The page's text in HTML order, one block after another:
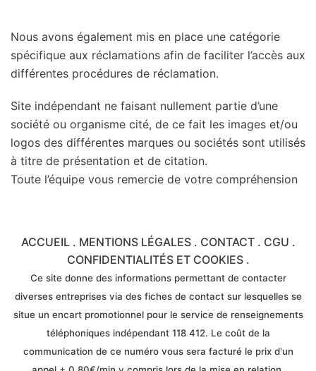
Nous avons également mis en place une catégorie
spécifique aux réclamations afin de faciliter l’accès aux
différentes procédures de réclamation.
Site indépendant ne faisant nullement partie d’une
société ou organisme cité, de ce fait les images et/ou
logos des différentes marques ou sociétés sont utilisés
à titre de présentation et de citation.
Toute l’équipe vous remercie de votre compréhension
ACCUEIL. MENTIONS LÉGALES. CONTACT. CGU .
CONFIDENTIALITÉS ET COOKIES.
Ce site donne des informations permettant de contacter
diverses entreprises via des fiches de contact sur lesquelles se
situe un encart promotionnel pour le service de renseignements
téléphoniques indépendant 118 412. Le coût de la
communication de ce numéro vous sera facturé le prix d'un